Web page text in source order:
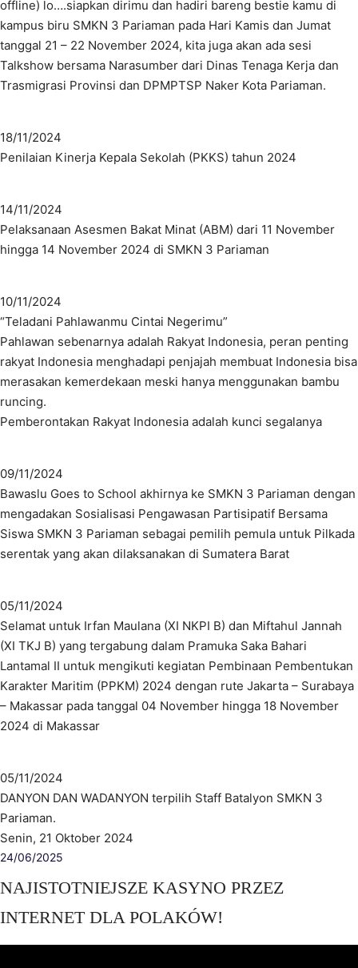
offline) lo….siapkan dirimu dan hadiri bareng bestie kamu di
kampus biru SMKN 3 Pariaman pada Hari Kamis dan Jumat
tanggal 21 – 22 November 2024, kita juga akan ada sesi
Talkshow bersama Narasumber dari Dinas Tenaga Kerja dan
Trasmigrasi Provinsi dan DPMPTSP Naker Kota Pariaman.
18/11/2024
Penilaian Kinerja Kepala Sekolah (PKKS) tahun 2024
14/11/2024
Pelaksanaan Asesmen Bakat Minat (ABM) dari 11 November
hingga 14 November 2024 di SMKN 3 Pariaman
10/11/2024
“Teladani Pahlawanmu Cintai Negerimu”
Pahlawan sebenarnya adalah Rakyat Indonesia, peran penting
rakyat Indonesia menghadapi penjajah membuat Indonesia bisa
merasakan kemerdekaan meski hanya menggunakan bambu
runcing.
Pemberontakan Rakyat Indonesia adalah kunci segalanya
09/11/2024
Bawaslu Goes to School akhirnya ke SMKN 3 Pariaman dengan
mengadakan Sosialisasi Pengawasan Partisipatif Bersama
Siswa SMKN 3 Pariaman sebagai pemilih pemula untuk Pilkada
serentak yang akan dilaksanakan di Sumatera Barat
05/11/2024
Selamat untuk Irfan Maulana (XI NKPI B) dan Miftahul Jannah
(XI TKJ B) yang tergabung dalam Pramuka Saka Bahari
Lantamal II untuk mengikuti kegiatan Pembinaan Pembentukan
Karakter Maritim (PPKM) 2024 dengan rute Jakarta – Surabaya
– Makassar pada tanggal 04 November hingga 18 November
2024 di Makassar
05/11/2024
DANYON DAN WADANYON terpilih Staff Batalyon SMKN 3
Pariaman.
Senin, 21 Oktober 2024
24/06/2025
NAJISTOTNIEJSZE KASYNO PRZEZ
INTERNET DLA POLAKÓW!